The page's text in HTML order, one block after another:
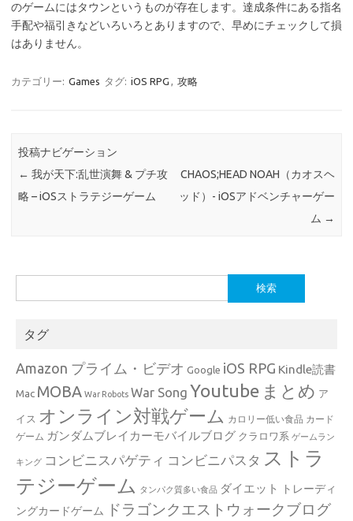
のゲームにはタウンというものが存在します。達成条件にある指名
手配や福引きなどいろいろとありますので、早めにチェックして損
はありません。
カテゴリー: Games タグ: iOS RPG , 攻略
投稿ナビゲーション
← 我が天下:乱世演舞 & プチ攻
略 – iOSストラテジーゲーム
CHAOS;HEAD NOAH（カオスヘ
ッド）- iOSアドベンチャーゲー
ム →
索:
タグ
Amazon プライム・ビデオ Google iOS RPG Kindle読書
Mac MOBA War Robots War Song Youtube まとめ ア
イス オンライン対戦ゲーム カロリー低い食品 カード
ゲーム ガンダムブレイカーモバイルブログ クラロワ系 ゲームラン
キング コンビニスパゲティ コンビニパスタ ストラ
テジーゲーム
タンパク質多い食品 ダイエット
トレーディ
ングカードゲーム
ドラゴンクエストウォークブログ